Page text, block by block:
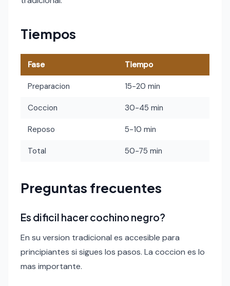
Tiempos
Fase Tiempo
Preparacion 15-20 min
Coccion 30-45 min
Reposo 5-10 min
Total 50-75 min
Preguntas frecuentes
Es dificil hacer cochino negro?
En su version tradicional es accesible para
principiantes si sigues los pasos. La coccion es lo
mas importante.